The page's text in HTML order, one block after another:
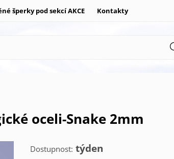
šperky pod sekcí AKCE Kontakty
oceli-Snake 2mm
Dostupnost: týden